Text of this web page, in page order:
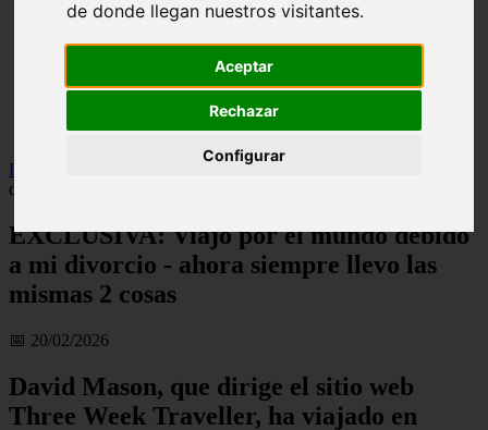
de donde llegan nuestros visitantes.
Aceptar
Rechazar
Configurar
gijon
live
naturaleza
tenerife
Inicio
EXCLUSIVA: Viajo por el mundo debido a mi
divorcio - ahora siempre llevo las mismas 2 cosas
EXCLUSIVA: Viajo por el mundo debido
a mi divorcio - ahora siempre llevo las
mismas 2 cosas
📅 20/02/2026
David Mason, que dirige el sitio web
Three Week Traveller, ha viajado en